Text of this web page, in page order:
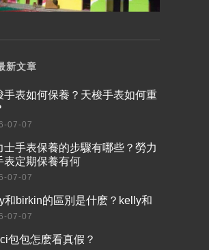
新文章
手表如何保養？天梭手表如何重
07-07
士手表保養的步驟有哪些？勞力
表定期保養有何
07-07
和birkin的區別是什麽？kelly和
07-07
包包怎麽看真假？